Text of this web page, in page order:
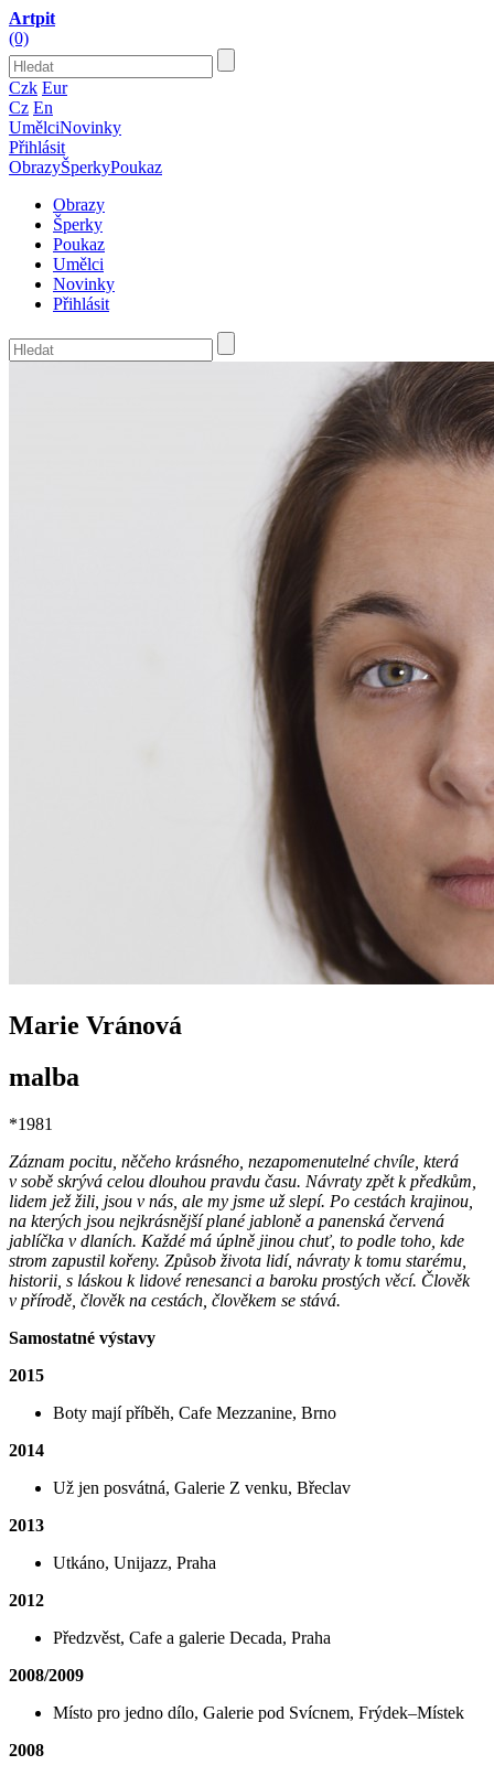
Artpit
(0)
Czk Eur
Cz En
UmělciNovinky
Přihlásit
ObrazyŠperkyPoukaz
Obrazy
Šperky
Poukaz
Umělci
Novinky
Přihlásit
Marie Vránová
malba
*1981
Záznam pocitu, něčeho krásného, nezapomenutelné chvíle, která
v sobě skrývá celou dlouhou pravdu času. Návraty zpět k předkům,
lidem jež žili, jsou v nás, ale my jsme už slepí. Po cestách krajinou,
na kterých jsou nejkrásnější plané jabloně a panenská červená
jablíčka v dlaních. Každé má úplně jinou chuť, to podle toho, kde
strom zapustil kořeny. Způsob života lidí, návraty k tomu starému,
historii, s láskou k lidové renesanci a baroku prostých věcí. Člověk
v přírodě, člověk na cestách, člověkem se stává.
Samostatné výstavy
2015
Boty mají příběh, Cafe Mezzanine, Brno
2014
Už jen posvátná, Galerie Z venku, Břeclav
2013
Utkáno, Unijazz, Praha
2012
Předzvěst, Cafe a galerie Decada, Praha
2008/2009
Místo pro jedno dílo, Galerie pod Svícnem, Frýdek‒Místek
2008